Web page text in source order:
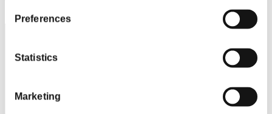
Preferences
Statistics
Marketing